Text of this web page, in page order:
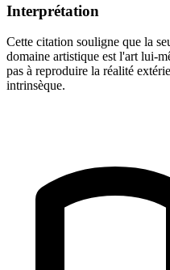
Interprétation
Cette citation souligne que la
domaine artistique est l'art lui-
pas à reproduire la réalité
intrinsèque.